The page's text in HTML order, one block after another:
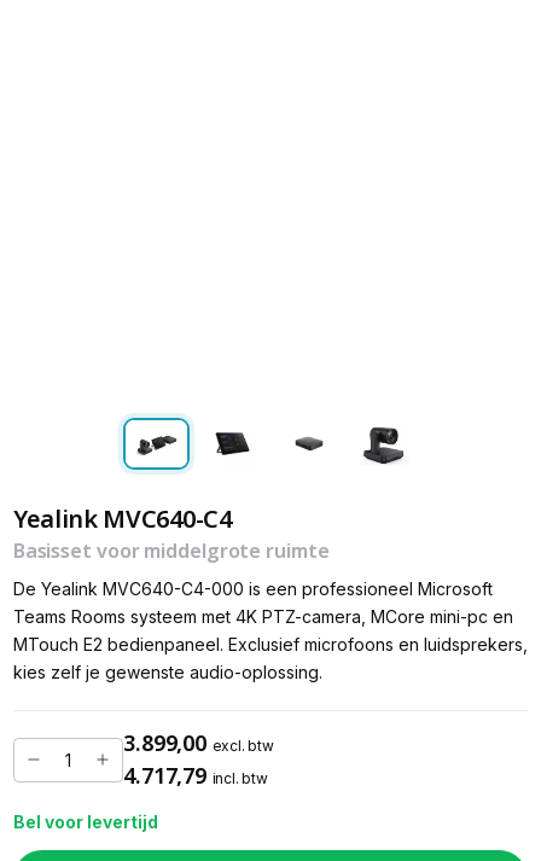
Yealink MVC640-C4
Basisset voor middelgrote ruimte
De Yealink MVC640-C4-000 is een professioneel Microsoft
Teams Rooms systeem met 4K PTZ-camera, MCore mini-pc en
MTouch E2 bedienpaneel. Exclusief microfoons en luidsprekers,
kies zelf je gewenste audio-oplossing.
3.899,00 excl. btw
4.717,79 incl. btw
Bel voor levertijd